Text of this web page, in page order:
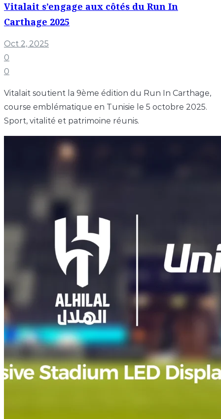
Vitalait s’engage aux côtés du Run In
Carthage 2025
Oct 2, 2025
0
0
Vitalait soutient la 9ème édition du Run In Carthage,
course emblématique en Tunisie le 5 octobre 2025.
Sport, vitalité et patrimoine réunis.